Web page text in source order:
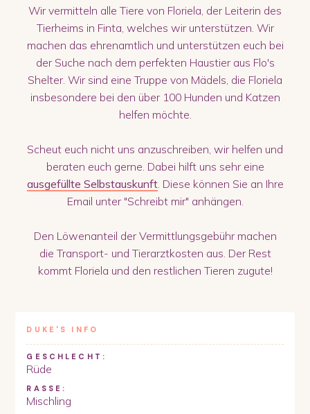
Wir vermitteln alle Tiere von Floriela, der Leiterin des
Tierheims in Finta, welches wir unterstützen. Wir
machen das ehrenamtlich und unterstützen euch bei
der Suche nach dem perfekten Haustier aus Flo's
Shelter. Wir sind eine Truppe von Mädels, die Floriela
insbesondere bei den über 100 Hunden und Katzen
helfen möchte.
Scheut euch nicht uns anzuschreiben, wir helfen und
beraten euch gerne. Dabei hilft uns sehr eine
ausgefüllte Selbstauskunft. Diese können Sie an Ihre
Email unter "Schreibt mir" anhängen.
Den Löwenanteil der Vermittlungsgebühr machen
die Transport- und Tierarztkosten aus. Der Rest
kommt Floriela und den restlichen Tieren zugute!
DUKE 'S INFO
GESCHLECHT:
Rüde
RASSE:
Mischling